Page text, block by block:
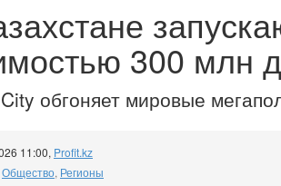
300 млн
обгоняет мировые
11:00, Profit.kz
Общество, Регионы